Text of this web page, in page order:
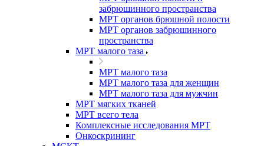
забрюшинного пространства
МРТ органов брюшной полости
МРТ органов забрюшинного
пространства
МРТ малого таза
МРТ малого таза
МРТ малого таза для женщин
МРТ малого таза для мужчин
МРТ мягких тканей
МРТ всего тела
Комплексные исследования МРТ
Онкоскрининг